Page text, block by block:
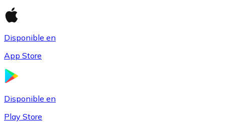
Disponible en
App Store
Disponible en
Play Store